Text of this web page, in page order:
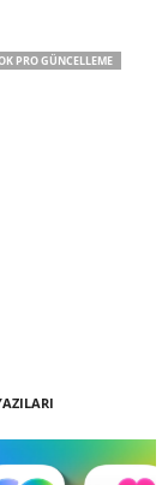
PRO GÜNCELLEME